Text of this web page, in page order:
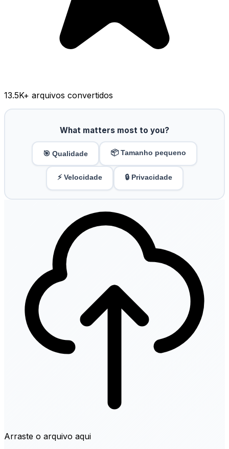
13.5K+ arquivos convertidos
What matters most to you?
🎯 Qualidade 📦 Tamanho pequeno
⚡ Velocidade 🔒 Privacidade
Arraste o arquivo aqui